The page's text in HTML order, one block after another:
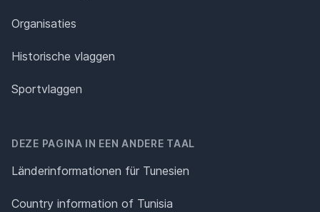
Organisaties
Historische vlaggen
Sportvlaggen
DEZE PAGINA IN EEN ANDERE TAAL
Länderinformationen für Tunesien
Country information of Tunisia